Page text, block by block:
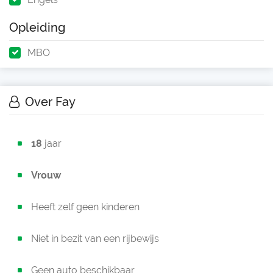
Opleiding
MBO
Over Fay
18 jaar
Vrouw
Heeft zelf geen kinderen
Niet in bezit van een rijbewijs
Geen auto beschikbaar